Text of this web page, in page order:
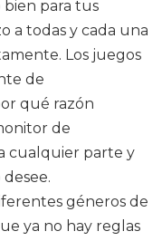
para tus
a todas y cada una
Los juegos
de
qué razón
de
cualquier parte y
géneros de
ya no hay reglas